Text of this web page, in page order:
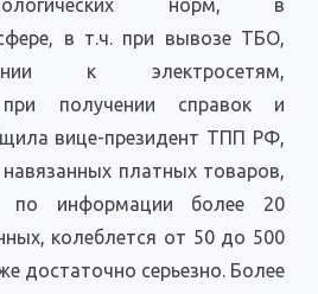
норм, в
в т.ч. при вывозе ТБО,
к электросетям,
при получении справок и
вице-президент ТПП РФ,
платных товаров,
по информации более 20
колеблется от 50 до 500
достаточно серьезно. Более